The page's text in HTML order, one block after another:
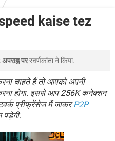
Lucky Patcher यूज करें
JioPhone में TikTok डाउनलोड
कंप्यूटर बस
kaise tez
परस्वर्णकांताने किया.
चाहते हैं तो आपको अपनी
होगा. इससे आप 256K कनेक्शन
प्रीफ्रेंसेज में जाकरP2P